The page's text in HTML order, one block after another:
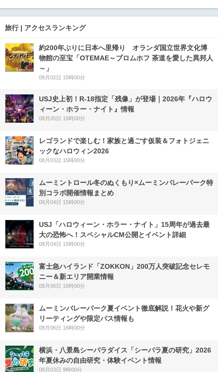
旅行 | アクセスランキング
約200年ぶりに日本へ里帰り オランダ国立世界文化博
物館の至宝「OTEMAE～ブロムホフ 茶道を愛した異邦人
～」
08月02日 15時00分
USJ史上初！R-18指定「残像」が登場｜2026年『ハロウ
ィーン・ホラー・ナイト』情報
08月05日 15時00分
レゴランドで楽しむ！家族と過ごす仮装＆フォトジェニ
ックなハロウィン2026
08月03日 15時00分
ムーミントロール冬のぬくもり×ムーミンバレーパーク特
別コラボ開催情報まとめ
08月04日 15時00分
USJ「ハロウィーン・ホラー・ナイト」15周年が過去最
大の恐怖へ！スペシャルCM公開とイベント詳細
08月04日 15時00分
富士急ハイランド「ZOKKON」200万人突破記念セレモ
ニー＆新エリア開業情報
08月06日 16時00分
ムーミンバレーパーク夏イベント徹底解説！花火や新グ
リーティングや限定パス情報も
08月06日 16時00分
横浜・八景島シーパラダイス「シーパラ夏の研究」2026
年夏休みの自由研究・体験イベント情報
08月03日 9時00分